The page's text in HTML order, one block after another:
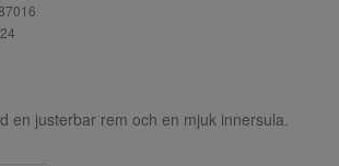
en justerbar rem och en mjuk innersula.